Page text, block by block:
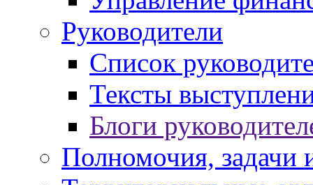
Руководители
Список
Тексты
Блоги
Полномочия, задачи